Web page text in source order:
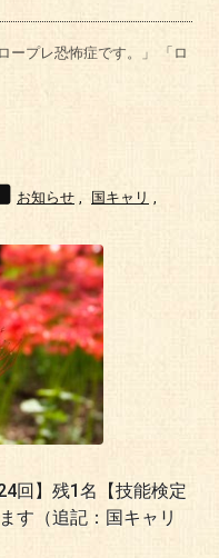
ープレ恐怖症です。」 「ロ
お知らせ , 国キャリ ,
回】残1名【技能検定
す（追記：国キャリ